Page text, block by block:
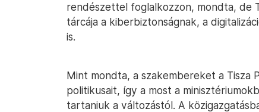
rendészettel foglalkozzon, mondta, de
tárcája a kiberbiztonságnak, a
is.
Mint mondta, a szakembereket a Tisza
politikusait, így a most a
tartaniuk a változástól. A